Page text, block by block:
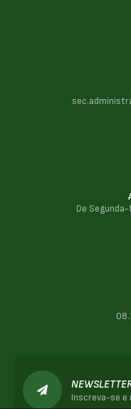
Inscreva-se e
De